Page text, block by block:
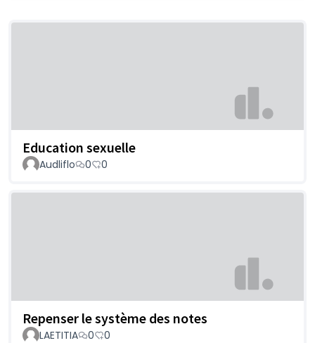
Education sexuelle
Audliflo 0 0
Repenser le système des notes
LAETITIA 0 0